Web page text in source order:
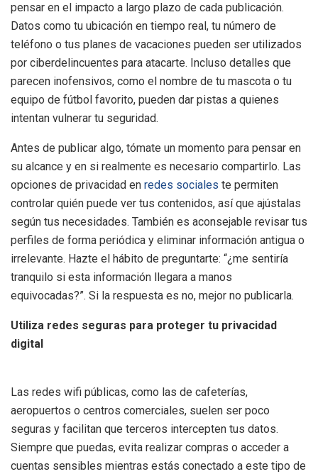
pensar en el impacto a largo plazo de cada publicación.
Datos como tu ubicación en tiempo real, tu número de
teléfono o tus planes de vacaciones pueden ser utilizados
por ciberdelincuentes para atacarte. Incluso detalles que
parecen inofensivos, como el nombre de tu mascota o tu
equipo de fútbol favorito, pueden dar pistas a quienes
intentan vulnerar tu seguridad.
Antes de publicar algo, tómate un momento para pensar en
su alcance y en si realmente es necesario compartirlo. Las
opciones de privacidad en redes sociales te permiten
controlar quién puede ver tus contenidos, así que ajústalas
según tus necesidades. También es aconsejable revisar tus
perfiles de forma periódica y eliminar información antigua o
irrelevante. Hazte el hábito de preguntarte: “¿me sentiría
tranquilo si esta información llegara a manos
equivocadas?”. Si la respuesta es no, mejor no publicarla.
Utiliza redes seguras para proteger tu privacidad
digital
Las redes wifi públicas, como las de cafeterías,
aeropuertos o centros comerciales, suelen ser poco
seguras y facilitan que terceros intercepten tus datos.
Siempre que puedas, evita realizar compras o acceder a
cuentas sensibles mientras estás conectado a este tipo de